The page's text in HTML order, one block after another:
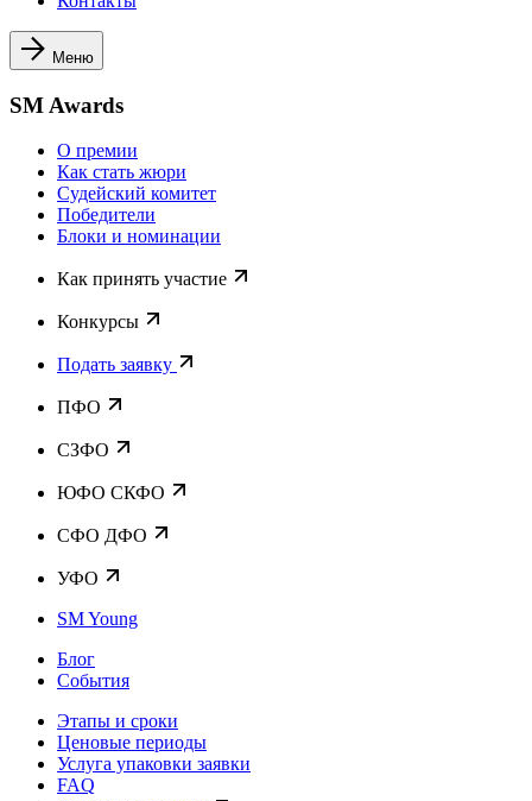
Меню
SM Awards
О премии
Как стать жюри
Судейский комитет
Победители
Блоки и номинации
Как принять участие
Конкурсы
Подать заявку
ПФО
СЗФО
ЮФО СКФО
CФО ДФО
УФО
SM Young
Блог
События
Этапы и сроки
Ценовые периоды
Услуга упаковки заявки
FAQ